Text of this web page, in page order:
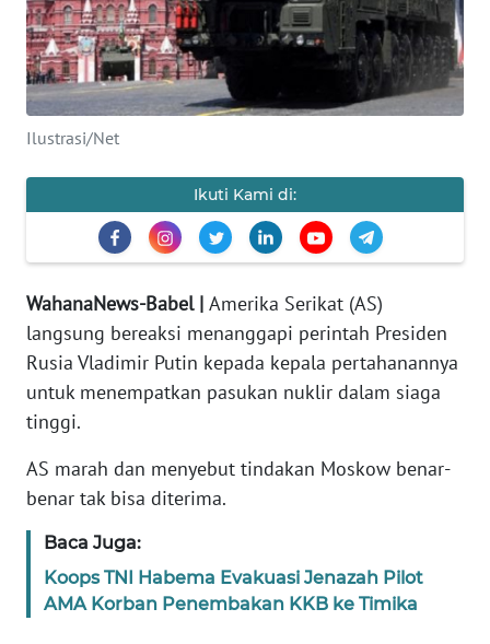
Ilustrasi/Net
Ikuti Kami di:
WahanaNews-Babel | Amerika Serikat (AS)
langsung bereaksi menanggapi perintah Presiden
Rusia Vladimir Putin kepada kepala pertahanannya
untuk menempatkan pasukan nuklir dalam siaga
tinggi.
AS marah dan menyebut tindakan Moskow benar-
benar tak bisa diterima.
Baca Juga:
Koops TNI Habema Evakuasi Jenazah Pilot
AMA Korban Penembakan KKB ke Timika
KONTAK
KAMI
INFO
IKLAN
MEDIA
SIBER
REDAKSI
DISCLAIMER
Regional